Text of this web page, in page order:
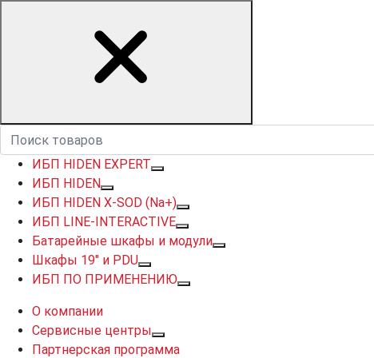
ИБП HIDEN EXPERT
ИБП HIDEN
ИБП HIDEN X-SOD (Na+)
ИБП LINE-INTERACTIVE
Батарейные шкафы и модули
Шкафы 19" и PDU
ИБП ПО ПРИМЕНЕНИЮ
О компании
Сервисные центры
Партнерская программа